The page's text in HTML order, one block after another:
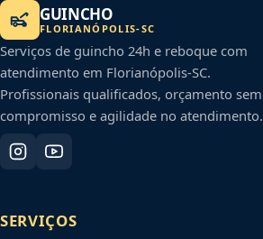
GUINCHO
FLORIANÓPOLIS-SC
Serviços de guincho 24h e reboque com
atendimento em Florianópolis-SC.
Profissionais qualificados, orçamento sem
compromisso e agilidade no atendimento.
SERVIÇOS